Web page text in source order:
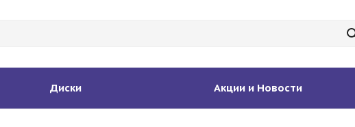
Диски Акции и Новости